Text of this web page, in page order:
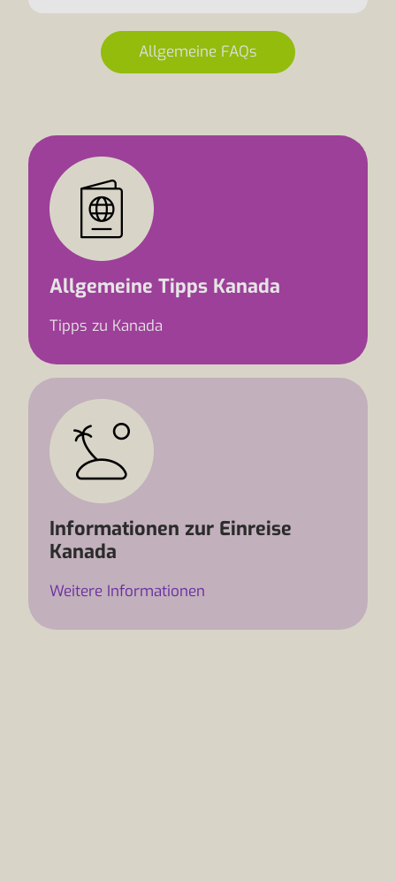
Allgemeine FAQs
Allgemeine Tipps Kanada
Tipps zu Kanada
Informationen zur Einreise
Kanada
Weitere Informationen